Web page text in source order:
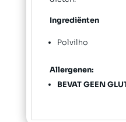
Ingrediënten
Polvilho
Allergenen:
BEVAT GEEN